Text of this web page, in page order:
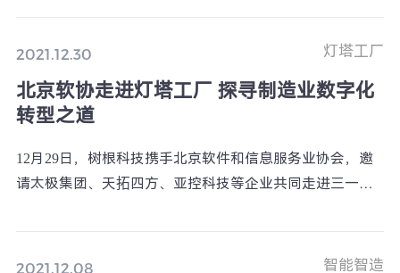
2021.12.30 灯塔工厂
北京软协走进灯塔工厂 探寻制造业数字化
转型之道
12月29日，树根科技携手北京软件和信息服务业协会，邀
请太极集团、天拓四方、亚控科技等企业共同走进三一桩
2021.12.08 智能智造